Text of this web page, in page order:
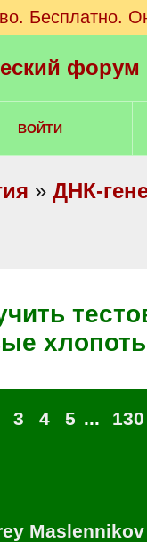
Бесплатно.
ВОЙТИ
» ДНК-
3 4 5 ...
130
Maslennikov